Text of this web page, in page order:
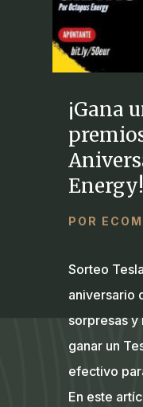
¡Gana
Energy!
POR
Sorteo
aniversario
sorpresas y
ganar un
efectivo
En este